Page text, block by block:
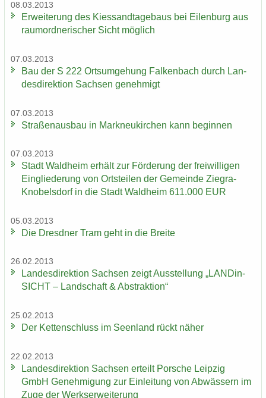
08.03.2013
Er­wei­te­rung des Kies­sand­ta­ge­baus bei Ei­len­burg aus
raum­ord­ne­ri­scher Sicht mög­lich
07.03.2013
Bau der S 222 Orts­um­ge­hung Fal­ken­bach durch Lan­
des­di­rek­ti­on Sach­sen ge­neh­migt
07.03.2013
Stra­ßen­aus­bau in Mark­neu­kir­chen kann be­gin­nen
07.03.2013
Stadt Wald­heim er­hält zur För­de­rung der frei­wil­li­gen
Ein­glie­de­rung von Orts­tei­len der Ge­mein­de Ziegra-​
Knobelsdorf in die Stadt Wald­heim 611.000 EUR
05.03.2013
Die Dresd­ner Tram geht in die Brei­te
26.02.2013
Lan­des­di­rek­ti­on Sach­sen zeigt Aus­stel­lung „LAN­Din­
SICHT – Land­schaft & Abs­trak­ti­on“
25.02.2013
Der Ket­ten­schluss im Se­en­land rückt näher
22.02.2013
Lan­des­di­rek­ti­on Sach­sen er­teilt Por­sche Leip­zig
GmbH Ge­neh­mi­gung zur Ein­lei­tung von Ab­wäs­sern im
Zuge der Werks­er­wei­te­rung